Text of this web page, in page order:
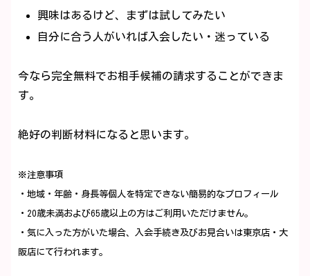
興味はあるけど、まずは試してみたい
自分に合う人がいれば入会したい・迷っている
今なら完全無料でお相手候補の請求することができま
す。
絶好の判断材料になると思います。
※注意事項
・地域・年齢・身長等個人を特定できない簡易的なプロフィール
・20歳未満および65歳以上の方はご利用いただけません。
・気に入った方がいた場合、入会手続き及びお見合いは東京店・大
阪店にて行われます。